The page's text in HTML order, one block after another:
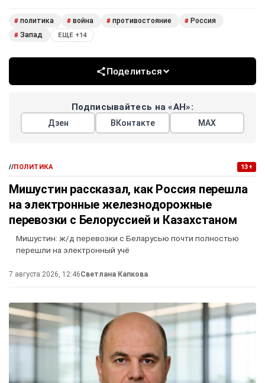
# политика # война # противостояние # Россия
# Запад ЕЩЕ +14
Поделиться
Подписывайтесь на «АН»:
Дзен ВКонтакте МАХ
//ПОЛИТИКА 13+
Мишустин рассказал, как Россия перешла
на электронные железнодорожные
перевозки с Белоруссией и Казахстаном
Мишустин: ж/д перевозки с Беларусью почти полностью
перешли на электронный учё
7 августа 2026, 12:46Светлана Капкова